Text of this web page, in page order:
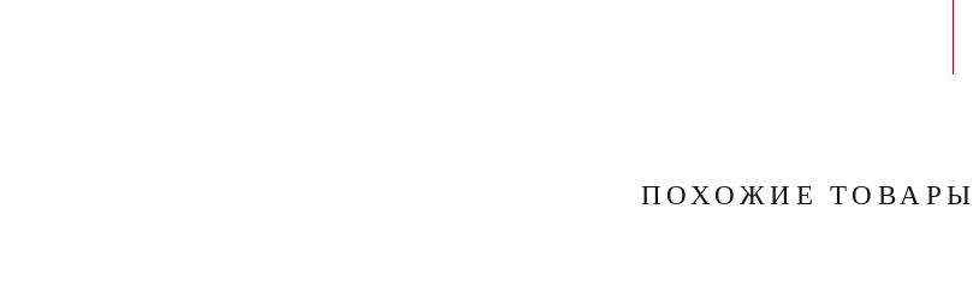
ПОХОЖИЕ ТОВАРЫ